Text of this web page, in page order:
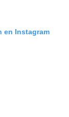
en Instagram